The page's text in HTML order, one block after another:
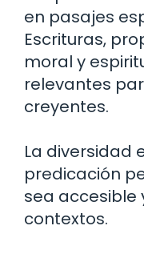
en pasajes
Escrituras,
moral y
relevantes
creyentes.
La diversidad
predicación
sea accesible
contextos.